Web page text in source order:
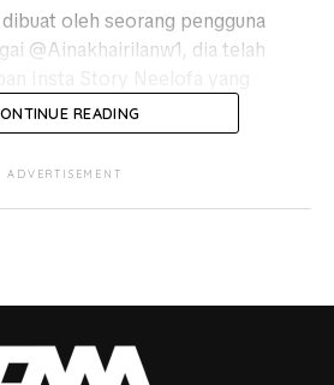
oleh seorang pengguna
@Ainakhairilanw1, dia telah
keluarganya.
READING
ADVERTISEMENT